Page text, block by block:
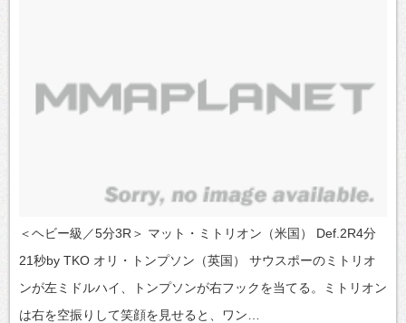
＜ヘビー級／5分3R＞ マット・ミトリオン（米国） Def.2R4分
21秒by TKO オリ・トンプソン（英国） サウスポーのミトリオ
ンが左ミドルハイ、トンプソンが右フックを当てる。ミトリオン
は右を空振りして笑顔を見せると、ワン…